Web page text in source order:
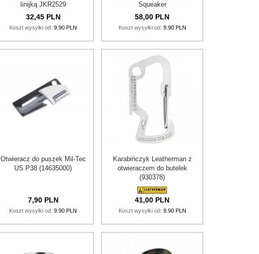
linijką JKR2529
32,45 PLN
Koszt wysyłki od:9.90 PLN
Squeaker
58,00 PLN
Koszt wysyłki od: 9.90 PLN
Otwieracz do puszek Mil-Tec
US P38 (14635000)
7,90 PLN
Koszt wysyłki od:9.90 PLN
Karabińczyk Leatherman z
otwieraczem do butelek
(930378)
41,00 PLN
Koszt wysyłki od: 9.90 PLN